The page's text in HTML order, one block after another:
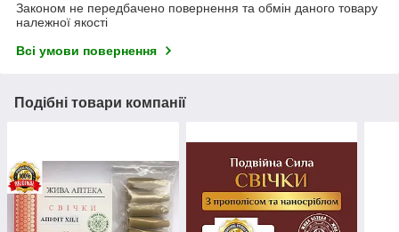
Законом не передбачено повернення та обмін даного товару
належної якості
Всі умови повернення
Подібні товари компанії